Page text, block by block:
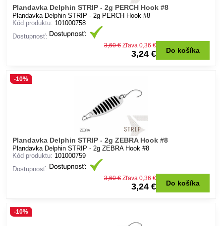
Plandavka Delphin STRIP - 2g PERCH Hook #8
Plandavka Delphin STRIP - 2g PERCH Hook #8
Kód produktu: 101000758
Dostupnosť:
3,24 €
3,60 € Zľava 0,36 €
Do košíka
Plandavka Delphin STRIP - 2g ZEBRA Hook #8
-10%
Plandavka Delphin STRIP - 2g ZEBRA Hook #8
Kód produktu: 101000759
Dostupnosť:
3,24 €
3,60 € Zľava 0,36 €
Do košíka
-10%